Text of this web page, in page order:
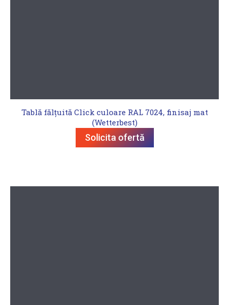
Tablă fălțuită Click culoare RAL 7024, finisaj mat
(Wetterbest)
Solicita ofertă